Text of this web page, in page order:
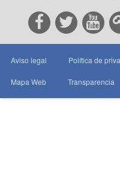
Aviso legal Política de
Mapa Web Transparencia